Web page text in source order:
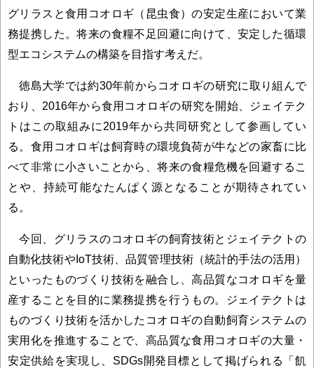
グリラスと食用コオロギ（昆虫食）の安定生産において業
務提携した。将来の食糧不足回避に向けて、安定した循環
型エコシステムの構築を目指す考えだ。
徳島大学では約30年前からコオロギの研究に取り組んで
おり、2016年から食用コオロギの研究を開始、ジェイテク
トはこの取組みに2019年から共同研究として参画してい
る。食用コオロギは飼育時の環境負荷が牛などの家畜に比
べて非常に小さいことから、将来の食糧危機を回避するこ
とや、持続可能なたんぱく源となることが期待されてい
る。
今回、グリラスのコオロギの飼育技術とジェイテクトの
自動化技術やIoT技術、品質管理技術（統計的手法の活用）
といったものづくり技術を融合し、高品質なコオロギを量
産することを目的に業務提携を行うもの。ジェイテクトは
ものづくり技術を活かしたコオロギの自動飼育システムの
実用化を推進することで、高品質な食用コオロギの大量・
安定供給を実現し、SDGs開発目標として掲げられる「飢